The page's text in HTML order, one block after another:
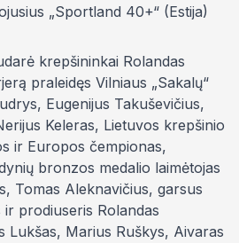
„Sportland 40+“ (Estija)
krepšininkai Rolandas
praleidęs Vilniaus „Sakalų“
Eugenijus Takuševičius,
Keleras, Lietuvos krepšinio
ir Europos čempionas,
bronzos medalio laimėtojas
Tomas Aleknavičius, garsus
prodiuseris Rolandas
Lukšas, Marius Ruškys, Aivaras